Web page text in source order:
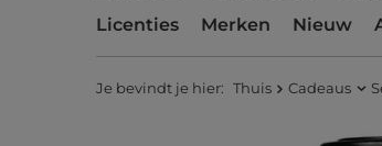
Licenties
Merken Nieuw
Je bevindt je hier: Thuis Cadeaus